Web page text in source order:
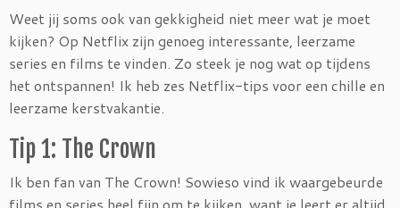
Weet jij soms ook van gekkigheid niet meer wat je moet
kijken? Op Netflix zijn genoeg interessante, leerzame
series en films te vinden. Zo steek je nog wat op tijdens
het ontspannen! Ik heb zes Netflix-tips voor een chille en
leerzame kerstvakantie.
Tip 1: The Crown
Ik ben fan van The Crown! Sowieso vind ik waargebeurde
films en series heel fijn om te kijken, want je leert er altijd